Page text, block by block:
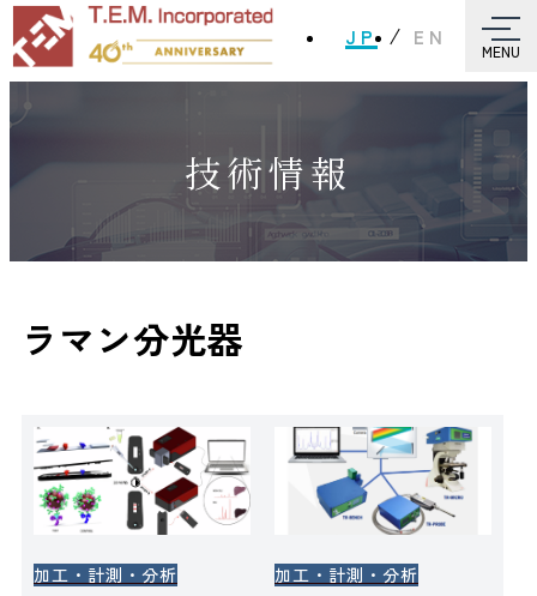
JP EN
MENU
技術情報
ラマン分光器
加工・計測・分析 加工・計測・分析